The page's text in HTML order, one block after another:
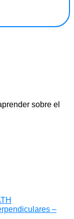
sobre el
–